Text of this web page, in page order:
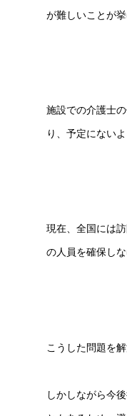
が難しいことが挙
施設での介護士
り、予定にない
現在、全国には
の人員を確保し
こうした問題を
しかしながら今